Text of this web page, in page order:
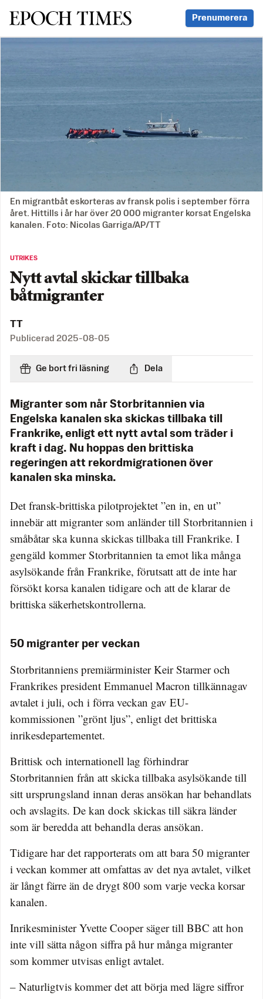
Svenska Epoch Times Prenumerera
En migrantbåt eskorteras av fransk polis i september förra
året. Hittills i år har över 20 000 migranter korsat Engelska
kanalen. Foto: Nicolas Garriga/AP/TT
UTRIKES
Nytt avtal skickar tillbaka
båtmigranter
TT
Publicerad 2025-08-05
Ge bort fri läsning Dela
Migranter som når Storbritannien via
Engelska kanalen ska skickas tillbaka till
Frankrike, enligt ett nytt avtal som träder i
kraft i dag. Nu hoppas den brittiska
regeringen att rekordmigrationen över
kanalen ska minska.
Det fransk-brittiska pilotprojektet ”en in, en ut”
innebär att migranter som anländer till Storbritannien i
småbåtar ska kunna skickas tillbaka till Frankrike. I
gengäld kommer Storbritannien ta emot lika många
asylsökande från Frankrike, förutsatt att de inte har
försökt korsa kanalen tidigare och att de klarar de
brittiska säkerhetskontrollerna.
50 migranter per veckan
Storbritanniens premiärminister Keir Starmer och
Frankrikes president Emmanuel Macron tillkännagav
avtalet i juli, och i förra veckan gav EU-
kommissionen ”grönt ljus”, enligt det brittiska
inrikesdepartementet.
Brittisk och internationell lag förhindrar
Storbritannien från att skicka tillbaka asylsökande till
sitt ursprungsland innan deras ansökan har behandlats
och avslagits. De kan dock skickas till säkra länder
som är beredda att behandla deras ansökan.
Tidigare har det rapporterats om att bara 50 migranter
i veckan kommer att omfattas av det nya avtalet, vilket
är långt färre än de drygt 800 som varje vecka korsar
kanalen.
Inrikesminister Yvette Cooper säger till BBC att hon
inte vill sätta någon siffra på hur många migranter
som kommer utvisas enligt avtalet.
– Naturligtvis kommer det att börja med lägre siffror